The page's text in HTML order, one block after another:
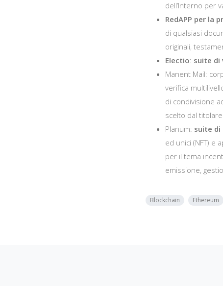
dell’Interno per
RedAPP per la
di qualsiasi
originali,
Electio: suite di
Manent Mail:
verifica
di condivisione
scelto dal
Planum: suite di
ed unici (NFT) e
per il tema
emissione,
Blockchain Ethereum